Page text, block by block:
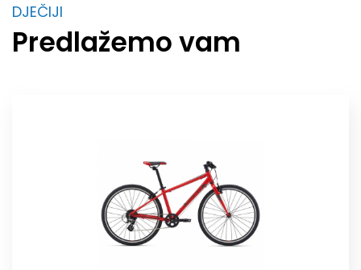
DJEČIJI
Predlažemo vam